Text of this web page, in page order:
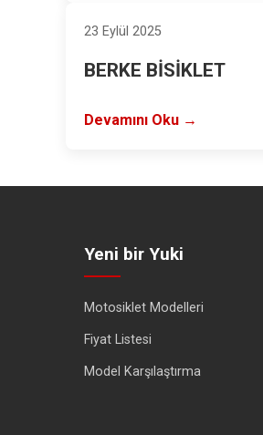
23 Eylül 2025
BERKE BİSİKLET
Devamını Oku →
Yeni bir Yuki
Motosiklet Modelleri
Fiyat Listesi
Model Karşılaştırma